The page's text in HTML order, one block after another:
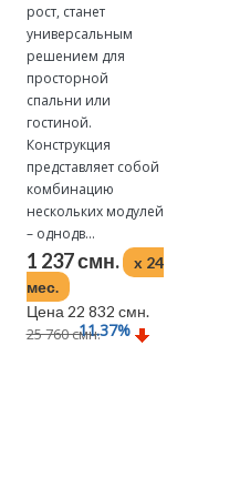
рост, станет
универсальным
решением для
просторной
спальни или
гостиной.
Конструкция
представляет собой
комбинацию
нескольких модулей
– однодв...
1 237 смн.
x 24
мес.
Цена 22 832 смн.
25 760 смн.11.37%